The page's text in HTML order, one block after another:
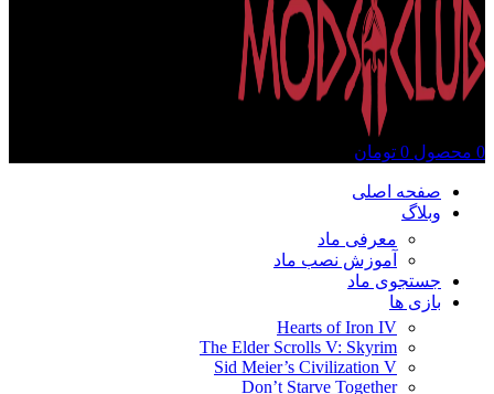
0 محصول 0 تومان
صفحه اصلی
وبلاگ
معرفی ماد
آموزش نصب ماد
جستجوی ماد
بازی ها
Hearts of Iron IV
The Elder Scrolls V: Skyrim
Sid Meier’s Civilization V
Don’t Starve Together